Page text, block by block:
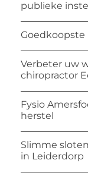
publieke
Goedkoopste
Verbeter uw
chiropractor
Fysio
herstel
Slimme
in Leiderdorp